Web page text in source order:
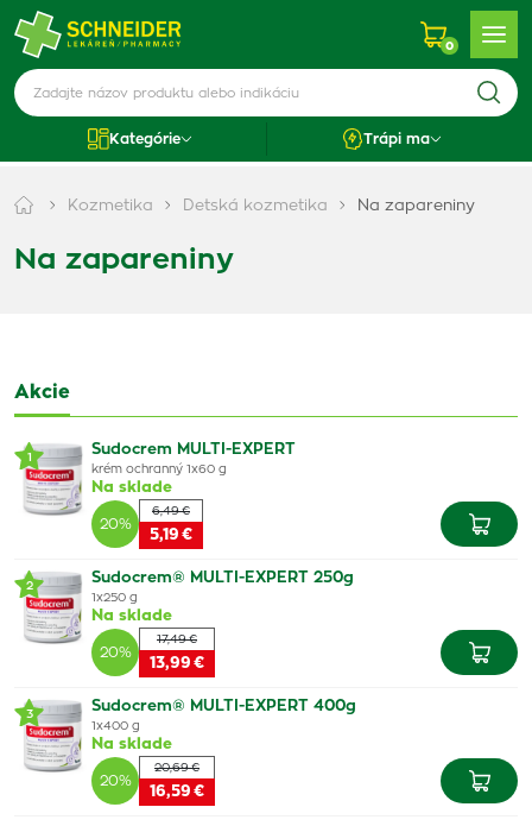
0
Kategórie Trápi ma
Kozmetika Detská kozmetika Na zapareniny
Na zapareniny
Akcie
1 Sudocrem MULTI-EXPERT
krém ochranný 1x60 g
Na sklade
20%
6,49 €
5,19 €
2 Sudocrem® MULTI-EXPERT 250g
1x250 g
Na sklade
20%
17,49 €
13,99 €
3 Sudocrem® MULTI-EXPERT 400g
1x400 g
Na sklade
20%
20,69 €
16,59 €